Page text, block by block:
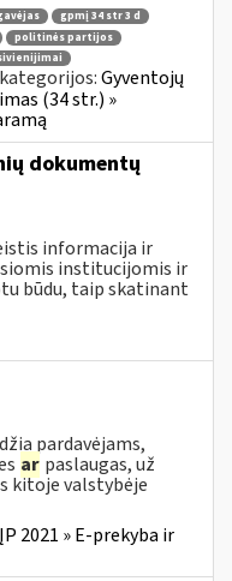
gpmį 34 str 3 d
politinės partijos
Gyventojų
(34 str.) »
dokumentų
informacija ir
institucijomis ir
būdu, taip skatinant
pardavėjams,
ar paslaugas, už
kitoje valstybėje
2021 » E-prekyba ir